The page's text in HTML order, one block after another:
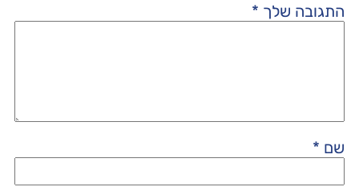
התגובה שלך *
שם *